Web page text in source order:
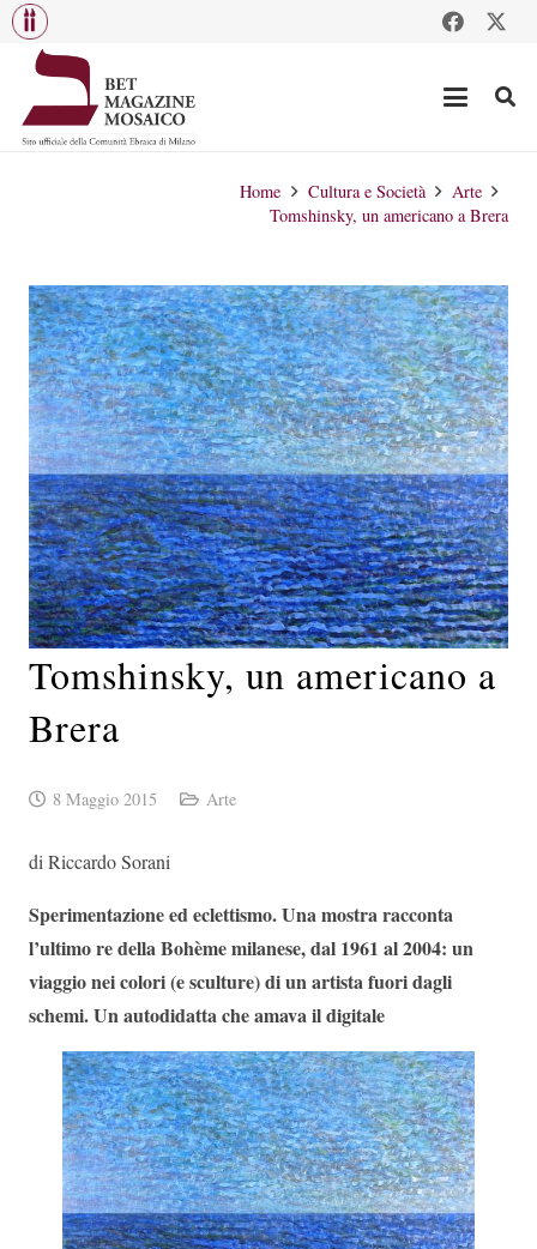
Home Cultura e Società
Arte
Tomshinsky, un americano a Brera
Tomshinsky, un americano a
Brera
8 Maggio 2015 Arte
di Riccardo Sorani
Sperimentazione ed eclettismo. Una mostra racconta
l’ultimo re della Bohème milanese, dal 1961 al 2004: un
viaggio nei colori (e sculture) di un artista fuori dagli
schemi. Un autodidatta che amava il digitale